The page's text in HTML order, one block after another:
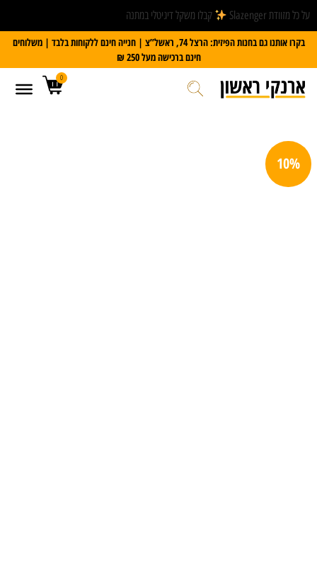
על כל מזוודת Slazenger
קבלו משקל דיגיטלי במתנה
בקרו אותנו גם בחנות הפיזית: הרצל 74, ראשל”צ | חנייה חינם ללקוחות בלבד | משלוחים
חינם ברכישה מעל 250 ₪
0
10%